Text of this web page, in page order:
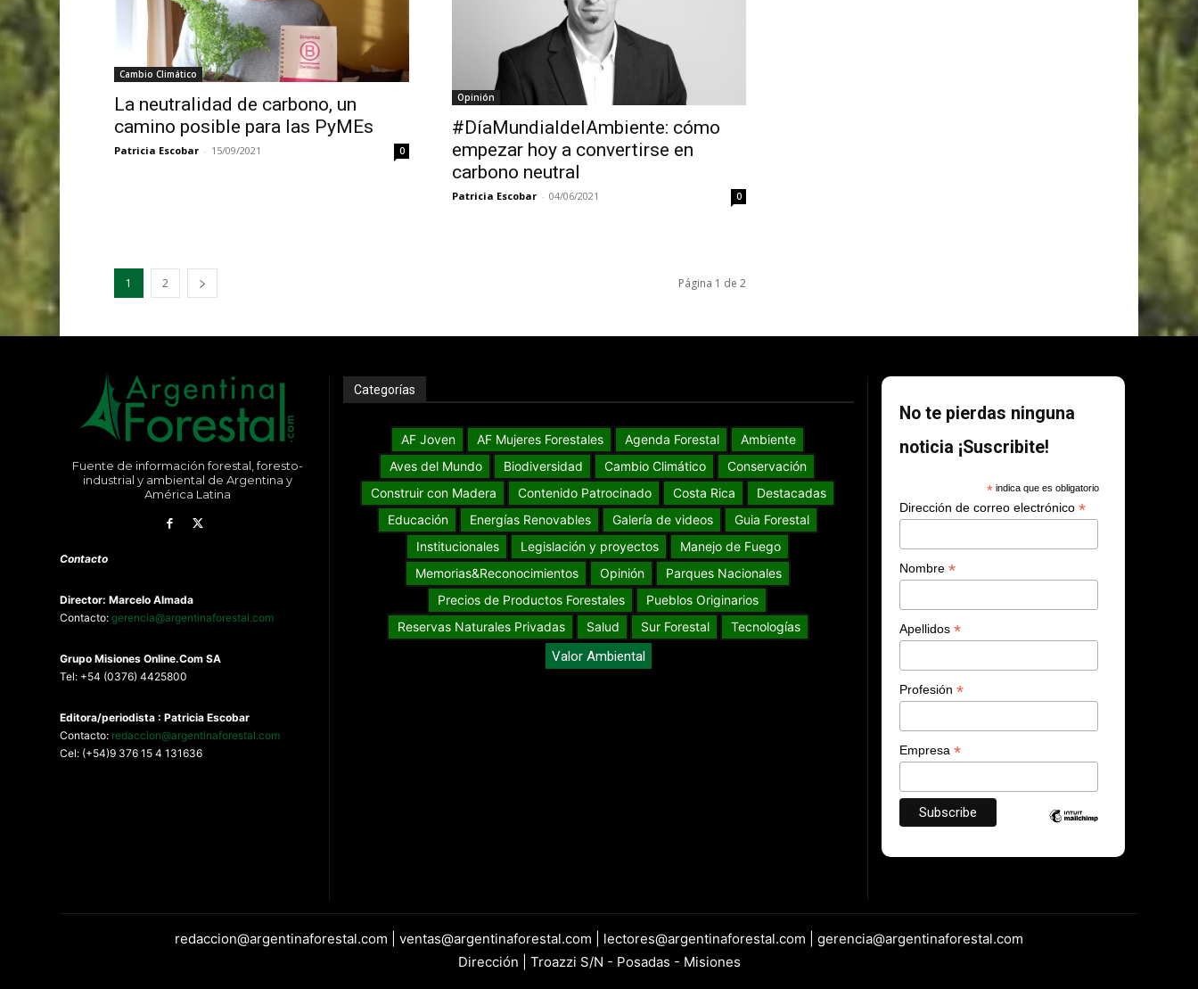
Cambio Climático
La neutralidad de carbono, un
camino posible para las PyMEs
Patricia Escobar - 15/09/2021 0
Opinión
#DíaMundialdelAmbiente: cómo
empezar hoy a convertirse en
carbono neutral
Patricia Escobar - 04/06/2021 0
1 2 Página 1 de 2
Fuente de información forestal, foresto-
industrial y ambiental de Argentina y
América Latina
Contacto
Director: Marcelo Almada
Contacto: gerencia@argentinaforestal.com
Grupo MisionesOnline.Com SA
Tel: +54 (0376) 4425800
Editora/periodista : Patricia Escobar
Contacto: redaccion@argentinaforestal.com
Cel: (+54)9 376 15 4 131636
Categorías
AF Joven AF Mujeres Forestales Agenda Forestal
Ambiente
Aves del Mundo
Biodiversidad Cambio Climático
Conservación
Construir con Madera
Contenido Patrocinado Costa Rica
Destacadas
Educación
Energías Renovables Galería de videos
Guia Forestal
Institucionales
Legislación y proyectos
Manejo de Fuego
Memorias&Reconocimientos
Opinión
Parques Nacionales
Precios de Productos Forestales
Pueblos Originarios
Reservas Naturales Privadas
Salud Sur Forestal Tecnologías
Valor Ambiental
No te pierdas ninguna
noticia ¡Suscribite!
*indica que es obligatorio
Dirección de correo electrónico*
Nombre*
Apellidos*
Profesión*
Empresa*
redaccion@argentinaforestal.com | ventas@argentinaforestal.com | lectores@argentinaforestal.com | gerencia@argentinaforestal.com
Dirección | Troazzi S/N - Posadas - Misiones